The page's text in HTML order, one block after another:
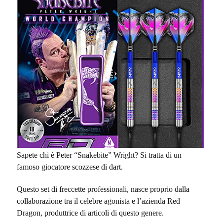
Sapete chi è Peter “Snakebite” Wright? Si tratta di un
famoso giocatore scozzese di dart.
Questo set di freccette professionali, nasce proprio dalla
collaborazione tra il celebre agonista e l’azienda Red
Dragon, produttrice di articoli di questo genere.